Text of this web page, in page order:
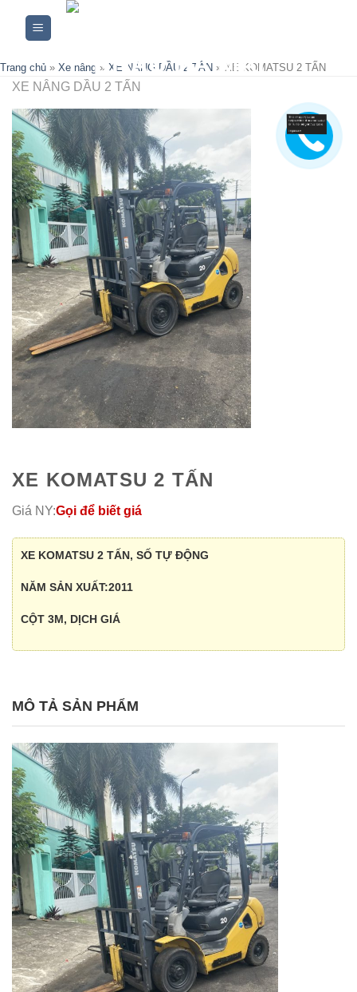
Trang chủ » Xe nâng » XE NÂNG DẦU 2 TẤN » XE KOMATSU 2 TẤN
XE NÂNG DẦU 2 TẤN
XE KOMATSU 2 TẤN
Giá NY:Gọi để biết giá
XE KOMATSU 2 TẤN, SỐ TỰ ĐỘNG
NĂM SẢN XUẤT:2011
CỘT 3M, DỊCH GIÁ
MÔ TẢ SẢN PHẨM